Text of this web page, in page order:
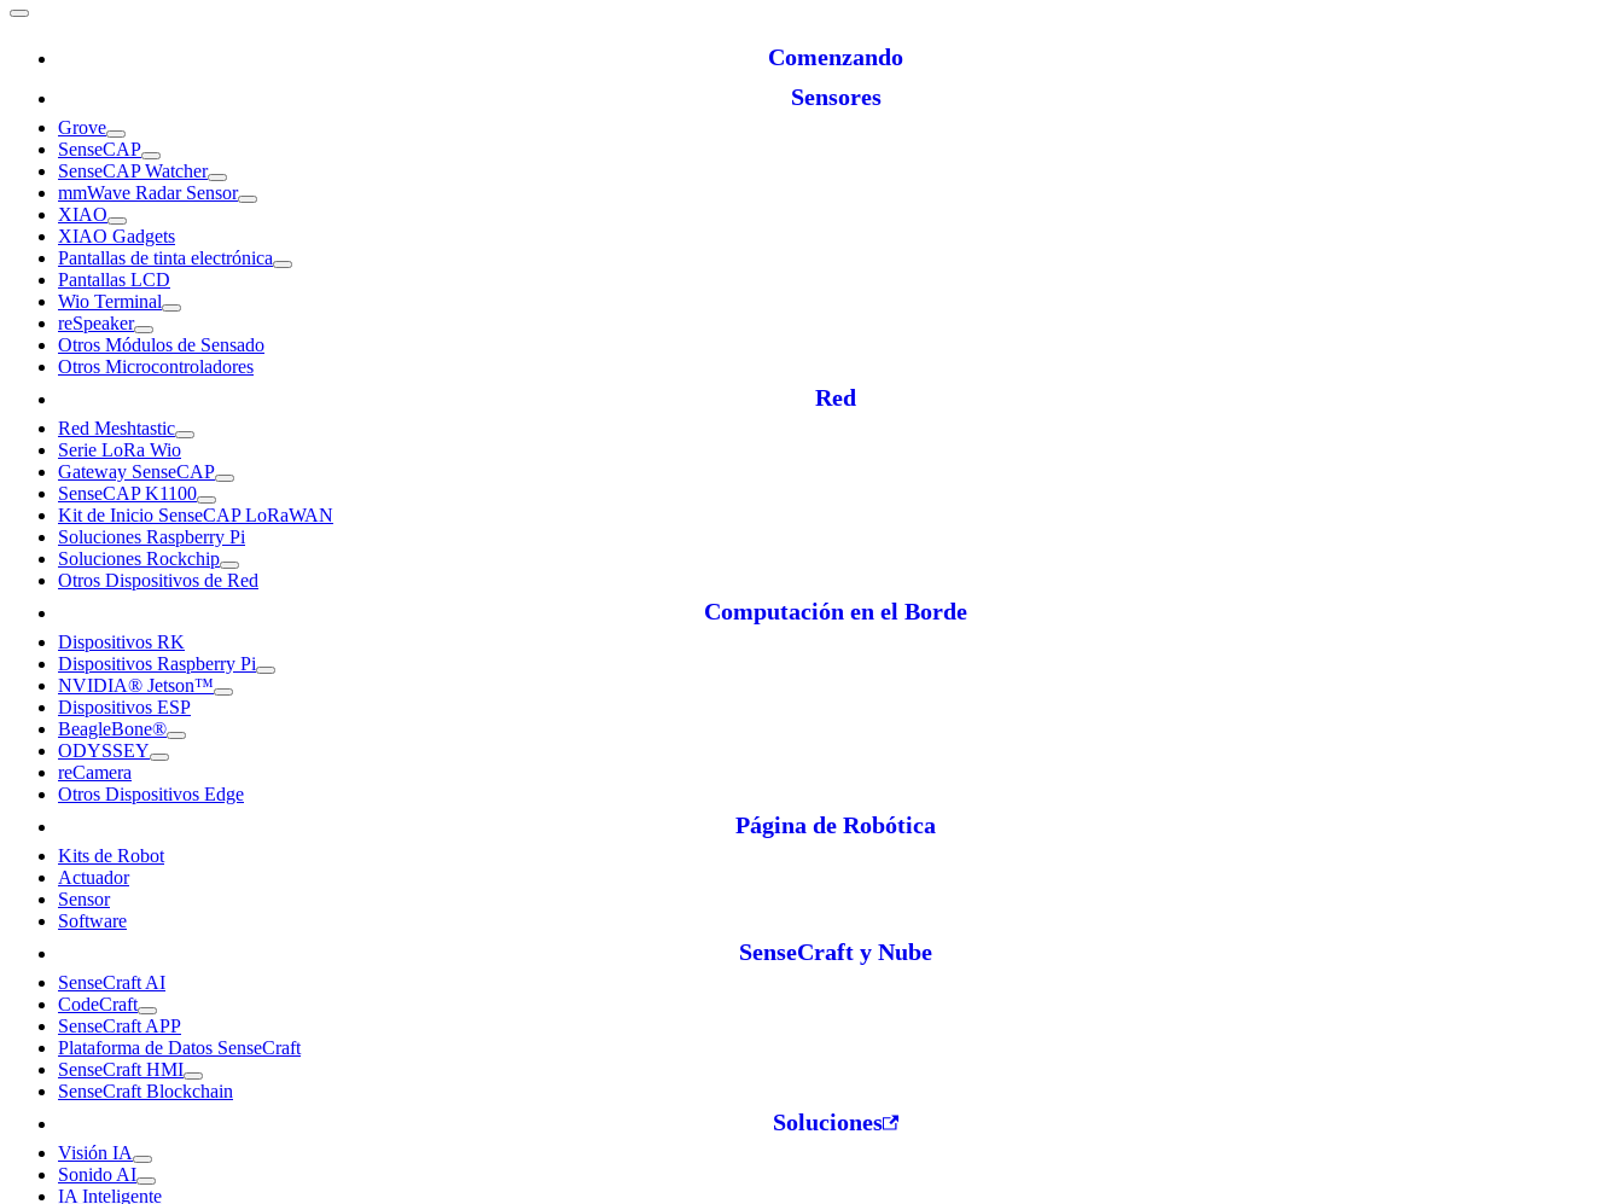
Comenzando
Sensores
Grove
SenseCAP
SenseCAP Watcher
mmWave Radar Sensor
XIAO
XIAO Gadgets
Pantallas de tinta electrónica
Pantallas LCD
Wio Terminal
reSpeaker
Otros Módulos de Sensado
Otros Microcontroladores
Red
Red Meshtastic
Serie LoRa Wio
Gateway SenseCAP
SenseCAP K1100
Kit de Inicio SenseCAP LoRaWAN
Soluciones Raspberry Pi
Soluciones Rockchip
Otros Dispositivos de Red
Computación en el Borde
Dispositivos RK
Dispositivos Raspberry Pi
NVIDIA® Jetson™
Dispositivos ESP
BeagleBone®
ODYSSEY
reCamera
Otros Dispositivos Edge
Página de Robótica
Kits de Robot
Actuador
Sensor
Software
SenseCraft y Nube
SenseCraft AI
CodeCraft
SenseCraft APP
Plataforma de Datos SenseCraft
SenseCraft HMI
SenseCraft Blockchain
Soluciones
Visión IA
Sonido AI
IA Inteligente